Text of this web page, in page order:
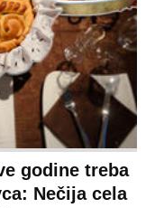
MONDO INC.
Impressum
Kontakt
Marketing
Politika o kolačićima
Uslovi korišćenja
Politika privatnosti
Privacy policy